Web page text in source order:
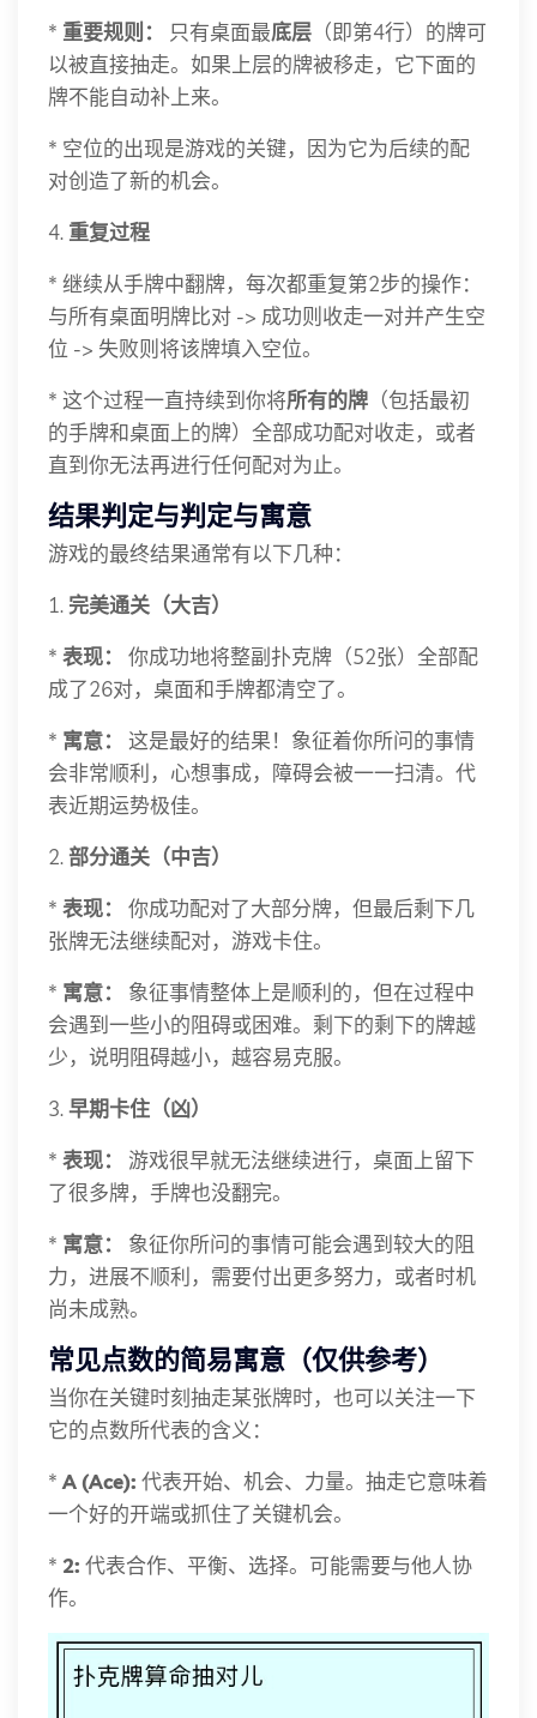
* 重要规则： 只有桌面最底层 （即第4行）的牌可
以被直接抽走。如果上层的牌被移走，它下面的
牌不能自动补上来。
* 空位的出现是游戏的关键，因为它为后续的配
对创造了新的机会。
4. 重复过程
* 继续从手牌中翻牌，每次都重复第2步的操作：
与所有桌面明牌比对 -> 成功则收走一对并产生空
位 -> 失败则将该牌填入空位。
* 这个过程一直持续到你将所有的牌 （包括最初
的手牌和桌面上的牌）全部成功配对收走，或者
直到你无法再进行任何配对为止。
结果判定与判定与寓意
游戏的最终结果通常有以下几种：
1. 完美通关（大吉）
* 表现：
你成功地将整副扑克牌（52张）全部配
成了26对，桌面和手牌都清空了。
* 寓意：
这是最好的结果！象征着你所问的事情
会非常顺利，心想事成，障碍会被一一扫清。代
表近期运势极佳。
2. 部分通关（中吉）
* 表现：
你成功配对了大部分牌，但最后剩下几
张牌无法继续配对，游戏卡住。
* 寓意：
象征事情整体上是顺利的，但在过程中
会遇到一些小的阻碍或困难。剩下的剩下的牌越
少，说明阻碍越小，越容易克服。
3.早期卡住（凶）
* 表现：
游戏很早就无法继续进行，桌面上留下
了很多牌，手牌也没翻完。
* 寓意：
象征你所问的事情可能会遇到较大的阻
力，进展不顺利，需要付出更多努力，或者时机
尚未成熟。
常见点数的简易寓意（仅供参考）
当你在关键时刻抽走某张牌时，也可以关注一下
它的点数所代表的含义：
* A (Ace): 代表开始、机会、力量。抽走它意味着
一个好的开端或抓住了关键机会。
* 2: 代表合作、平衡、选择。可能需要与他人协
作。